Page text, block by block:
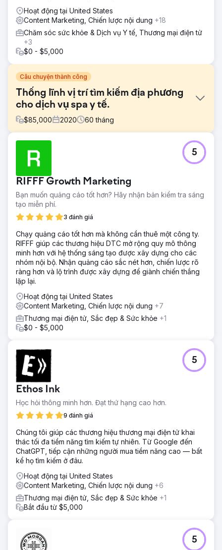
Hoạt động tại United States
Content Marketing, Chiến lược nội dung +18
Chăm sóc sức khỏe & Dịch vụ Y tế, Thương mại điện tử
+3
$0 - $5,000
Câu chuyện thành công
Thống lĩnh vị trí tìm kiếm địa phương
cho dịch vụ spa y tế.
$85,000 2020 60 tháng
Một spa y tế đã có tiếng tăm sở hữu sự hiện diện trực
tuyến nhưng lại hoàn toàn không hiển thị các liệu trình ưu
tiên của mình. Hoạt động trong một ngành công nghiệp
được quản lý chặt chẽ (YMYL), khách hàng này gặp khó
khăn trong việc xếp hạng so với các thuật toán tìm kiếm
nghiêm ngặt. Mục tiêu là thu hẹp khoảng cách giữa các
dịch vụ của họ và ý định tìm kiếm mà không vi phạm các
chính sách nội dung y tế, biến một trang web không hoạt
động thành một công cụ tạo ra khách hàng tiềm năng.
Giải pháp
Chúng tôi đã thực hiện một chiến lược toàn diện được thiết
kế riêng cho tính chất nhạy cảm của lĩnh vực thẩm mỹ y
khoa. Chúng tôi đã xây dựng lại trang web để tối ưu hiệu
suất và triển khai chiến lược nội dung tập trung vào EEAT
(Kinh nghiệm, Chuyên môn, Uy tín, Tin cậy). Chúng tôi kết
hợp điều này với việc quản lý danh tiếng mạnh mẽ và các
phương pháp SEO địa phương tốt nhất (tối ưu hóa trên
trang và trích dẫn địa phương) để xác minh uy tín y khoa
của cô ấy.
Khách hàng của chúng tôi hiện là trung tâm thẩm mỹ y tế
xếp hạng số 1 tại thành phố lớn nơi họ hoạt động. Chúng
tôi đã thành công trong việc vượt qua các hạn chế của
ngành để đạt được vị trí Top 3 (Map Pack và Organic)
cho 90% từ khóa dịch vụ mục tiêu của họ. Chiến lược này
đã giúp họ kết hợp thành công khả năng hiển thị trực
tuyến với danh mục dịch vụ chất lượng cao, thống lĩnh thị
trường địa phương.
Chuyển đến trang agency
RIFFF Growth Marketing
Bạn muốn quảng cáo tốt hơn? Hãy nhận bản kiểm tra sáng
tạo miễn phí.
3 đánh giá
5
Chạy quảng cáo tốt hơn mà không cần thuê một công ty.
RIFFF giúp các thương hiệu DTC mở rộng quy mô thông
minh hơn với hệ thống sáng tạo được xây dựng cho các
nhóm nội bộ. Nhận quảng cáo sắc nét hơn, chiến lược rõ
ràng hơn và lộ trình được xây dựng để giành chiến thắng
lặp lại.
Hoạt động tại United States
Content Marketing, Chiến lược nội dung +7
Thương mại điện tử, Sắc đẹp & Sức khỏe +1
$0 - $5,000
Ethos Ink
Học hỏi thông minh hơn. Đạt thứ hạng cao hơn.
9 đánh giá
5
Chúng tôi giúp các thương hiệu thương mại điện tử khai
thác tối đa tiềm năng tìm kiếm tự nhiên. Từ Google đến
ChatGPT, tiếp cận những người mua tiềm năng cao — bất
kể họ tìm kiếm ở đâu.
Hoạt động tại United States
Content Marketing, Chiến lược nội dung +6
Thương mại điện tử, Sắc đẹp & Sức khỏe +1
Bắt đầu từ $5,000
5